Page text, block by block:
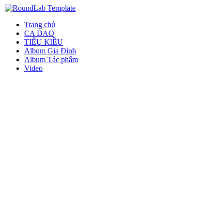
Trang chủ
CA DAO
TIỂU KIỀU
Album Gia Đình
Album Tác phẩm
Video